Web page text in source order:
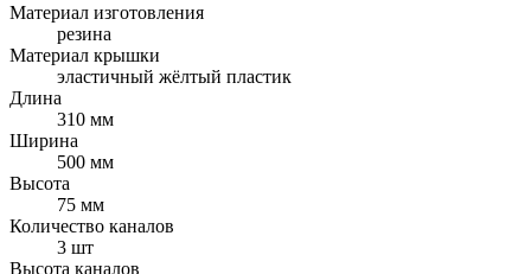
Материал изготовления
резина
Материал крышки
эластичный жёлтый пластик
Длина
310 мм
Ширина
500 мм
Высота
75 мм
Количество каналов
3 шт
Высота каналов